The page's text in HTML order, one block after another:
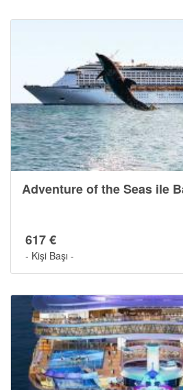
Adventure of the Seas ile
617 €
- Kişi Başı -